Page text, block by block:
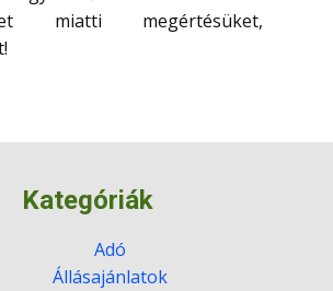
miatti megértésüket,
Kategóriák
Adó
Állásajánlatok